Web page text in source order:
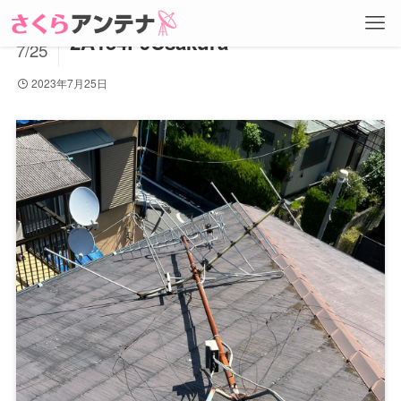
2A154F9Csakura
2023
7/25
2023年7月25日